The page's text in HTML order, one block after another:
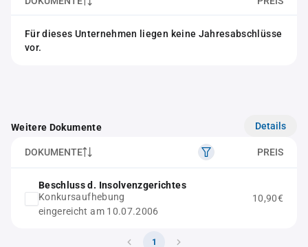
Für dieses Unternehmen liegen keine Jahresabschlüsse
vor.
Weitere Dokumente Details
DOKUMENTE PREIS
Beschluss d. Insolvenzgerichtes
Konkursaufhebung
eingereicht am 10.07.2006
10,90€
1